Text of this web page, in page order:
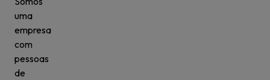
uma
empresa
com
pessoas
de